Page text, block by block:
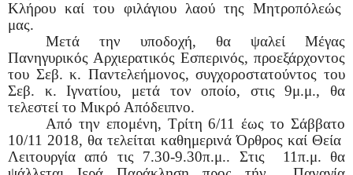
Κλήρου καί του φιλάγιου λαού της Μητροπόλεώς
μας.
Μετά την υποδοχή, θα ψαλεί Μέγας
Πανηγυρικός Αρχιερατικός Εσπερινός, προεξάρχοντος
του Σεβ. κ. Παντελεήμονος, συγχοροστατούντος του
Σεβ. κ. Ιγνατίου, μετά τον οποίο, στις 9μ.μ., θα
τελεστεί το Μικρό Απόδειπνο.
Από την επομένη, Τρίτη 6/11 έως το Σάββατο
10/11 2018, θα τελείται καθημερινά Όρθρος καί Θεία
Λειτουργία από τις 7.30-9.30π.μ.. Στις 11π.μ. θα